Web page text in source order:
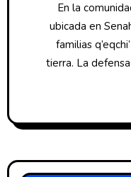
En la comunidad de Santa Ana Candelaria,
ubicada en
familias
tierra. La